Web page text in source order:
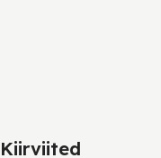
Kiirviited